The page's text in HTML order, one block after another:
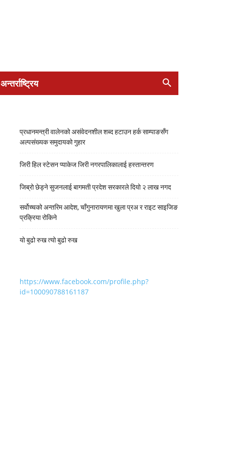
अन्तर्राष्ट्रिय
प्रधानमन्त्री वालेनको असंवेदनशील शब्द हटाउन हर्क साम्पाङसँग
अल्पसंख्यक समुदायको गुहार
जिरी हिल स्टेसन प्याकेज जिरी नगरपालिकालाई हस्तान्तरण
जिब्रो छेड्ने सुजनलाई बागमती प्रदेश सरकारले दियो २ लाख नगद
सर्वोच्चको अन्तरिम आदेश, चाँगुनारायणमा खुला प्रअ र राइट साइजिङ
प्रक्रिया रोकिने
यो बुढो रुख त्यो बुढो रुख
https://www.facebook.com/profile.php?
id=100090788161187